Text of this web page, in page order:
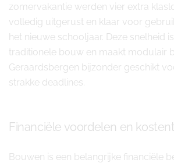
zomervakantie werden vier extra
volledig uitgerust en klaar voor
het nieuwe schooljaar. Deze snelheid
traditionele bouw en maakt modulair
Geraardsbergen bijzonder geschikt
strakke deadlines.
Financiële voordelen en
Bouwen is een belangrijke financiële